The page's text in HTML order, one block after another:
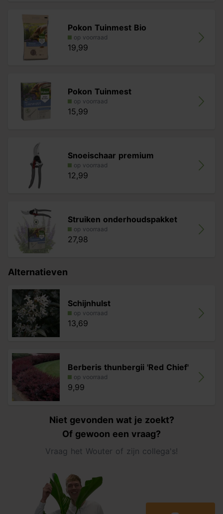
Pokon Tuinmest Bio
op voorraad
19,99
Pokon Tuinmest
op voorraad
15,99
Snoeischaar premium
op voorraad
12,99
Struiken onderhoudspakket
op voorraad
27,98
Alternatieven
Schijnhulst
op voorraad
13,69
Berberis thunbergii 'Red Chief'
op voorraad
9,99
Niet gevonden wat je zoekt?
Of gewoon een vraag?
Vraag het Wouter of zijn collega's!